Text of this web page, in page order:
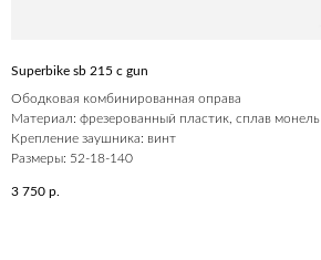
Superbike sb 215 c gun
Ободковая комбинированная оправа
Материал: фрезерованный пластик, сплав монель
Крепление заушника: винт
Размеры: 52-18-140
3 750 р.